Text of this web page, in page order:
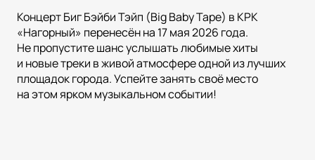
Концерт Биг Бэйби Тэйп (Big Baby Tape) в КРК
«Нагорный» перенесён на 17 мая 2026 года.
Не пропустите шанс услышать любимые хиты
и новые треки в живой атмосфере одной из лучших
площадок города. Успейте занять своё место
на этом ярком музыкальном событии!